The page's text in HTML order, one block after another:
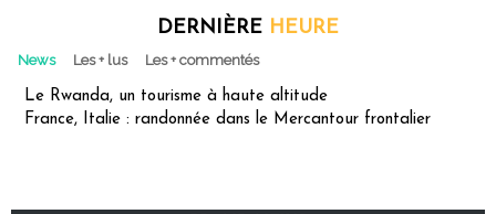
DERNIÈRE HEURE
News Les + lus Les + commentés
Le Rwanda, un tourisme à haute altitude
France, Italie : randonnée dans le Mercantour frontalier